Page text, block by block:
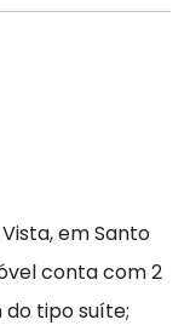
em Santo
conta com 2
tipo suíte;